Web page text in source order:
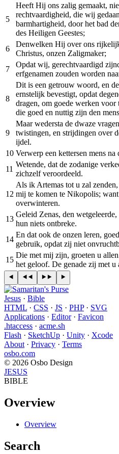
5
Heeft Hij ons zalig gemaakt,
rechtvaardigheid, die wij
barmhartigheid, door het bad
des Heiligen Geestes;
6
Denwelken Hij over ons
Christus, onzen Zaligmaker;
7
Opdat wij, gerechtvaardigd
erfgenamen zouden worden
8
Dit is een getrouw woord, en
ernstelijk bevestigt, opdat
dragen, om goede werken voor
die goed en nuttig zijn den
9
Maar wedersta de dwaze
twistingen, en strijdingen over
ijdel.
10 Verwerp een kettersen mens
11
Wetende, dat de zodanige
zichzelf veroordeeld.
12
Als ik Artemas tot u zal
mij te komen te Nikopolis;
overwinteren.
13
Geleid Zenas, den
hun niets ontbreke.
14
En dat ook de onzen leren,
gebruik, opdat zij niet
15
Die met mij zijn, groeten u
het geloof. De genade zij met u
Jesus · Bible
HTML · CSS · JS · PHP· SVG
Applications · Editor· Favicon
.htaccess · acme.sh
Flash · SketchUp · Unity · Xcode
About · Privacy · Terms
osbo.com
© 2026 Osbo Design
JESUS
BIBLE
Overview
Overview
Search